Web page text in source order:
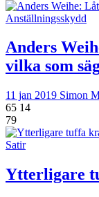
Anställningsskydd
Anders
vilka som
11 jan 2019 Simon
65 14
79
Satir
Ytterligare